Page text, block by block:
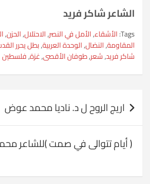
الشاعر شاكر فريد
Tags: الأشقاء,الأمل في النصر,الاحتلال,الحزن,
المقاومة,النضال,الوحدة العربية,بطل يحرر
شاكر فريد,شعر,طوفان الأقصى,غزة,فلسطين
المقالات
اريج الروح ل د. ناديا محمد عوض
( أيام تتوالى في صمت )للشاعر